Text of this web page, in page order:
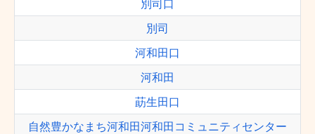
別司口
別司
河和田口
河和田
莇生田口
自然豊かなまち河和田河和田コミュニティセンター